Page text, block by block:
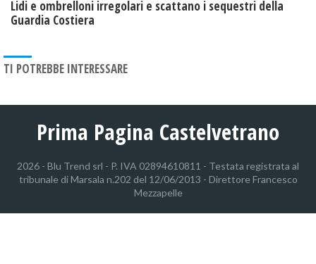
Lidi e ombrelloni irregolari e scattano i sequestri della
Guardia Costiera
TI POTREBBE INTERESSARE
Prima Pagina Castelvetrano
2026 - Blu Trend srl - P. IVA 02894610811 - Testata registrata al
tribunale di Marsala n.202 del 12/06/2013 - Direttore Francesco
Mezzapelle